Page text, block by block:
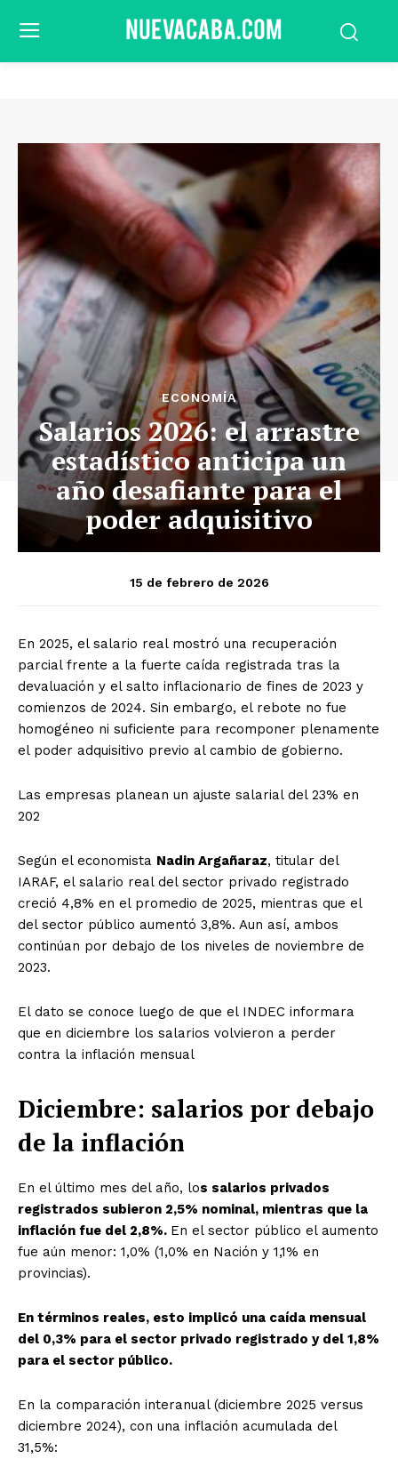
ECONOMÍA
Salarios 2026: el arrastre
estadístico anticipa un
año desafiante para el
poder adquisitivo
15 de febrero de 2026
En 2025, el salario real mostró una recuperación
parcial frente a la fuerte caída registrada tras la
devaluación y el salto inflacionario de fines de 2023 y
comienzos de 2024. Sin embargo, el rebote no fue
homogéneo ni suficiente para recomponer plenamente
el poder adquisitivo previo al cambio de gobierno.
Las empresas planean un ajuste salarial del 23% en
202
Según el economista Nadin Argañaraz, titular del
IARAF, el salario real del sector privado registrado
creció 4,8% en el promedio de 2025, mientras que el
del sector público aumentó 3,8%. Aun así, ambos
continúan por debajo de los niveles de noviembre de
2023.
El dato se conoce luego de que el INDEC informara
que en diciembre los salarios volvieron a perder
contra la inflación mensual
Diciembre: salarios por debajo
de la inflación
En el último mes del año, los salarios privados
registrados subieron 2,5% nominal, mientras que la
inflación fue del 2,8%. En el sector público el aumento
fue aún menor: 1,0% (1,0% en Nación y 1,1% en
provincias).
En términos reales, esto implicó una caída mensual
del 0,3% para el sector privado registrado y del 1,8%
para el sector público.
En la comparación interanual (diciembre 2025 versus
diciembre 2024), con una inflación acumulada del
31,5%: